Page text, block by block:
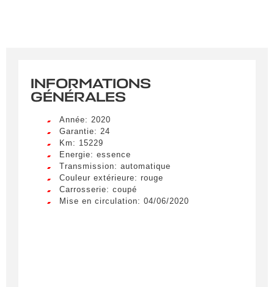
INFORMATIONS
GÉNÉRALES
Année: 2020
Garantie: 24
Km: 15229
Energie: essence
Transmission: automatique
Couleur extérieure: rouge
Carrosserie: coupé
Mise en circulation: 04/06/2020